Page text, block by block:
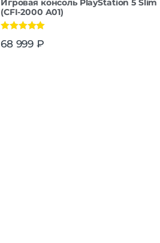
Игровая консоль PlayStation 5 Slim
(CFI-2000 A01)
из 5
68 999 ₽